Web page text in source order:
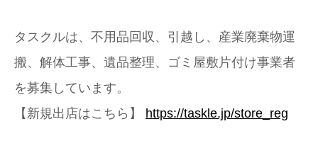
タスクルは、不用品回収、引越し、産業廃棄物運
搬、解体工事、遺品整理、ゴミ屋敷片付け事業者
を募集しています。
【新規出店はこちら】 https://taskle.jp/store_reg